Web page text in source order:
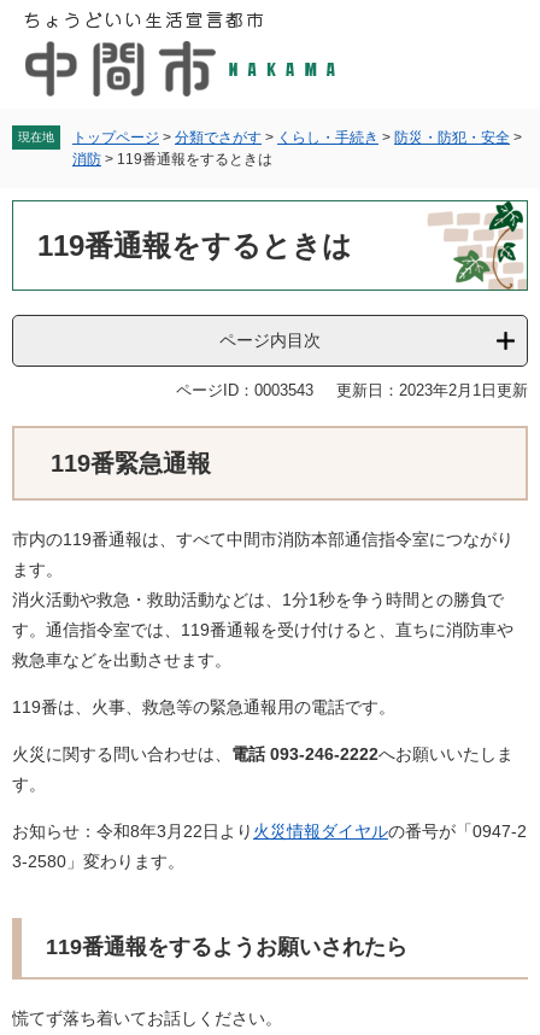
へ
現在地 トップページ > 分類でさがす > くらし・手続き > 防災・防犯・安全 >
消防 > 119番通報をするときは
119番通報をするときは
ページ内目次
ページID：0003543 更新日：2023年2月1日更新
119番緊急通報
市内の119番通報は、すべて中間市消防本部通信指令室につながり
ます。
消火活動や救急・救助活動などは、1分1秒を争う時間との勝負で
す。通信指令室では、119番通報を受け付けると、直ちに消防車や
救急車などを出動させます。
119番は、火事、救急等の緊急通報用の電話です。
火災に関する問い合わせは、 電話 093-246-2222へお願いいたしま
す。
お知らせ：令和8年3月22日より 火災情報ダイヤルの番号が「0947-2
3-2580」変わります。
119番通報をするようお願いされたら
慌てず落ち着いてお話しください。